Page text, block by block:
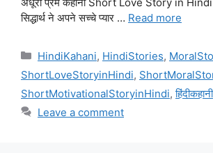
सिद्धार्थ ने अपने सच्चे प्यार … Read more
Categories
HindiKahani, HindiStories,
ShortLoveStoryinHindi,
ShortMotivationalStoryinHindi,हिंदीकहानी
Leave a comment